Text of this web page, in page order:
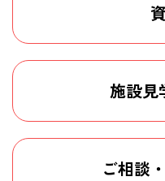
施設見
ご相談